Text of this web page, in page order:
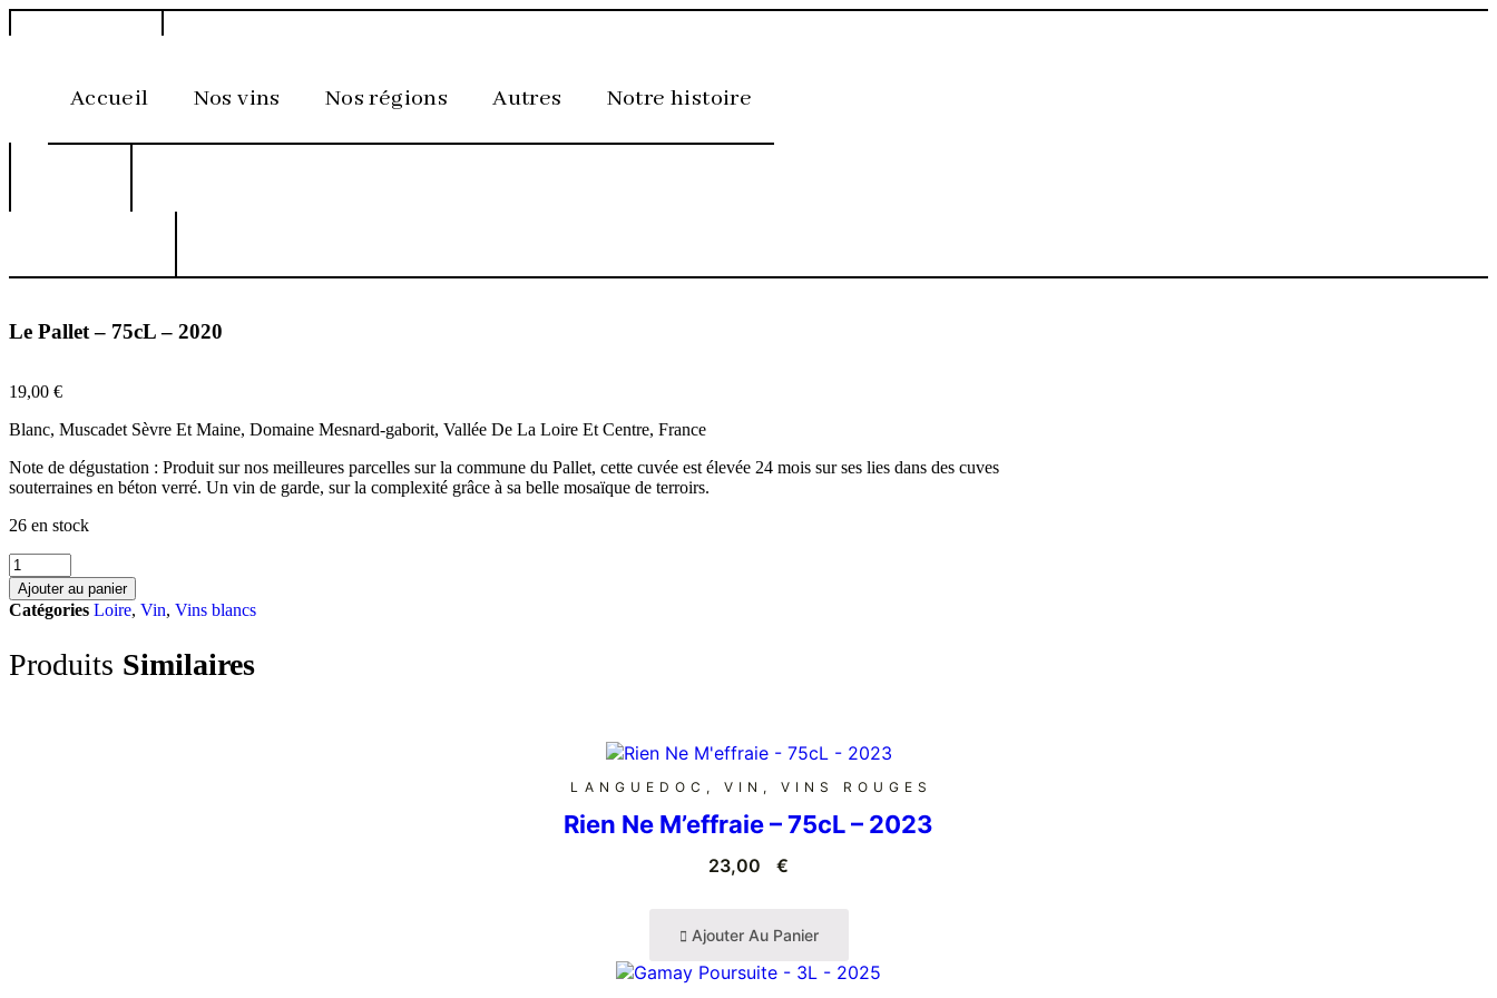
Aller
au
Accueil Nos vins Nos régions Autres Notre histoire
Le Pallet – 75cL – 2020
19,00 €
Blanc, Muscadet Sèvre Et Maine, Domaine Mesnard-gaborit, Vallée De La Loire Et Centre, France
Note de dégustation : Produit sur nos meilleures parcelles sur la commune du Pallet, cette cuvée est élevée 24 mois sur ses lies dans des cuves
souterraines en béton verré. Un vin de garde, sur la complexité grâce à sa belle mosaïque de terroirs.
26 en stock
quantité
de
Le
Pallet
75cL
Ajouter au panier
Catégories Loire, Vin, Vins blancs
Produits Similaires
LANGUEDOC , VIN , VINS ROUGES
Rien Ne M’effraie – 75cL – 2023
23,00 €
Ajouter Au Panier